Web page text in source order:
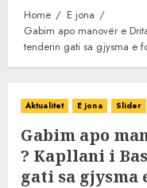
Home
E jona
Gabim apo manovër e
tenderin gati sa gjysma e
Aktualitet E jona Slider
Gabim apo
? Kapllani i
gati sa